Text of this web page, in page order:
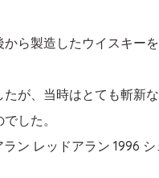
ら製造したウイスキー
が、当時はとても斬新な
した。
ン レッドアラン 1996 シ